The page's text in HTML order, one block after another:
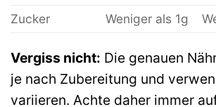
Zucker
Weniger als 1g
Vergiss nicht: Die genauen
je nach Zubereitung und
variieren. Achte daher immer